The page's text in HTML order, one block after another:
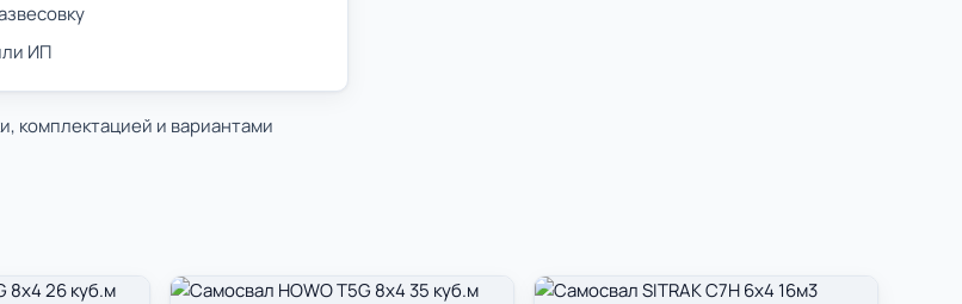
ИП
комплектацией и вариантами